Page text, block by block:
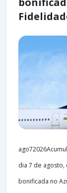
dia 7 de
bonificada no